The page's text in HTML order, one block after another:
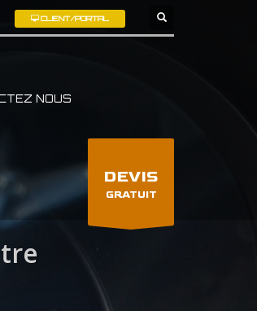
CLIENT/PORTAL
NOUS
DEVIS
GRATUIT